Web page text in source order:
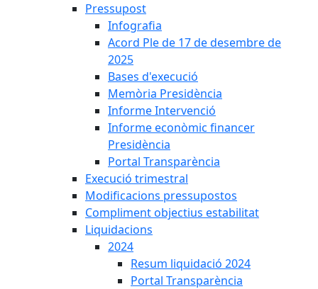
Pressupost
Infografia
Acord Ple de 17 de desembre de
2025
Bases d'execució
Memòria Presidència
Informe Intervenció
Informe econòmic financer
Presidència
Portal Transparència
Execució trimestral
Modificacions pressupostos
Compliment objectius estabilitat
Liquidacions
2024
Resum liquidació 2024
Portal Transparència